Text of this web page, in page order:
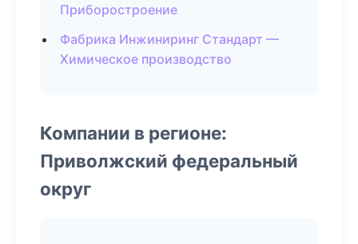
Приборостроение
Фабрика Инжиниринг Стандарт —
Химическое производство
Компании в регионе:
Приволжский федеральный
округ